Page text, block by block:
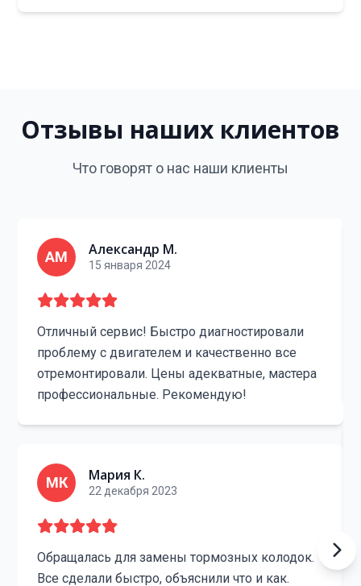
Отзывы наших клиентов
Что говорят о нас наши клиенты
АМ Александр М.
15 января 2024
Отличный сервис! Быстро диагностировали
проблему с двигателем и качественно все
отремонтировали. Цены адекватные, мастера
профессиональные. Рекомендую!
МК Мария К.
22 декабря 2023
Обращалась для замены тормозных колодок.
Все сделали быстро, объяснили что и как.